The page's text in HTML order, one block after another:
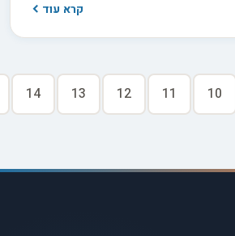
קרא עוד
10
11
12
13
14